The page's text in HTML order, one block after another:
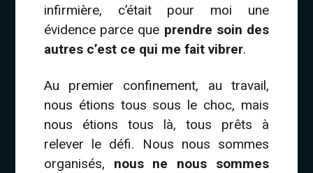
infirmière, c’était pour moi une
évidence parce que prendre soin des
autres c’est ce qui me fait vibrer.
Au premier confinement, au travail,
nous étions tous sous le choc, mais
nous étions tous là, tous prêts à
relever le défi. Nous nous sommes
organisés, nous ne nous sommes